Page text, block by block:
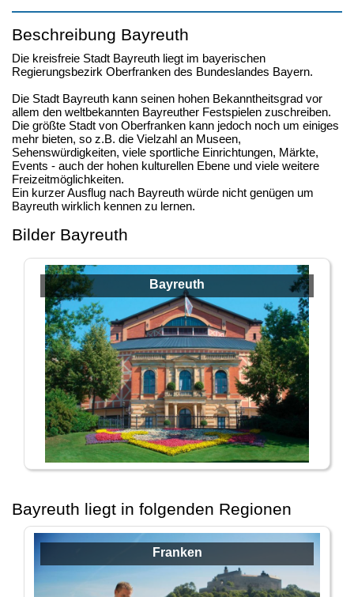
Beschreibung Bayreuth
Die kreisfreie Stadt Bayreuth liegt im bayerischen
Regierungsbezirk Oberfranken des Bundeslandes Bayern.
Die Stadt Bayreuth kann seinen hohen Bekanntheitsgrad vor
allem den weltbekannten Bayreuther Festspielen zuschreiben.
Die größte Stadt von Oberfranken kann jedoch noch um einiges
mehr bieten, so z.B. die Vielzahl an Museen,
Sehenswürdigkeiten, viele sportliche Einrichtungen, Märkte,
Events - auch der hohen kulturellen Ebene und viele weitere
Freizeitmöglichkeiten.
Ein kurzer Ausflug nach Bayreuth würde nicht genügen um
Bayreuth wirklich kennen zu lernen.
Bilder Bayreuth
Bayreuth
Bayreuth liegt in folgenden Regionen
Franken